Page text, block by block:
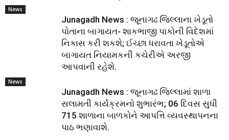
News
Junagadh News : જૂનાગઢ જિલ્લાના ખેડૂતો
પોતાના બાગાયત- શાકભાજી પાકોની વિદેશમાં
નિકાસ કરી શકશે; ઈચ્છા ધરાવતા ખેડૂતોએ
બાગાયત નિયામકની કચેરીએ અરજી
આપવાની રહેશે.
News
Junagadh News : જૂનાગઢ જિલ્લામાં શાળા
સલામતી કાર્યક્રમનો શુભારંભ; 06 દિવસ સુધી
715 શાળાના બાળકોને આપત્તિ વ્યવસ્થાપનના
પાઠ ભણાવાશે.